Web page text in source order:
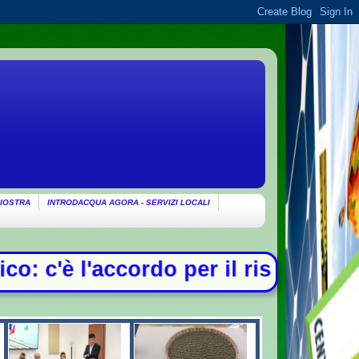
INTRODACQUA AGORA - SERVIZI LOCALI
il risarcimento tra